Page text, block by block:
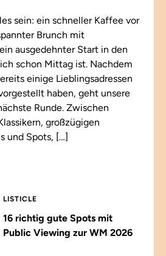
sein: ein schneller Kaffee vor
Brunch mit
ausgedehnter Start in den
schon Mittag ist. Nachdem
einige Lieblingsadressen
haben, geht unsere
Runde. Zwischen
großzügigen
und Spots, […]
LISTICLE
16 richtig gute Spots mit
Public Viewing zur WM 2026